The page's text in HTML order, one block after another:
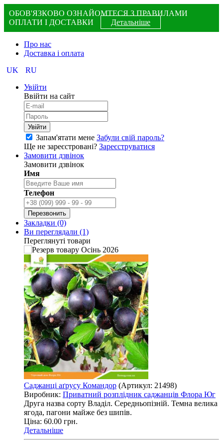
ОБОВ'ЯЗКОВО ОЗНАЙОМТЕСЯ З ПРАВИЛАМИ
ОПЛАТИ І ДОСТАВКИ
Детальніше
Про нас
Доставка і оплата
UK
RU
Увійти
Ввійти на сайт
Увійти
Запам'ятати мене Забули свій пароль?
Ще не зареєстровані? Зареєструватися
Замовити дзвінок
Замовити дзвінок
Имя
Телефон
Перезвонить
Закладки (0)
Ви переглядали (1)
Переглянуті товари
Саджанці аґрусу Командор (Артикул: 21498)
Виробник: Приватний розплідник саджанців Флора Юг
Друга назва сорту Владіл. Середньопізній. Темна велика
ягода, пагони майже без шипів.
Ціна: 60.00 грн.
Детальніше